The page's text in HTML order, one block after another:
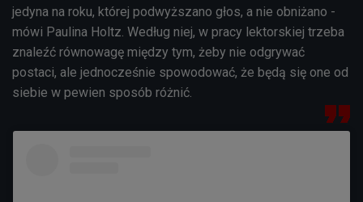
jedyna na roku, której podwyższano głos, a nie obniżano -
mówi Paulina Holtz. Według niej, w pracy lektorskiej trzeba
znaleźć równowagę między tym, żeby nie odgrywać
postaci, ale jednocześnie spowodować, że będą się one od
siebie w pewien sposób różnić.